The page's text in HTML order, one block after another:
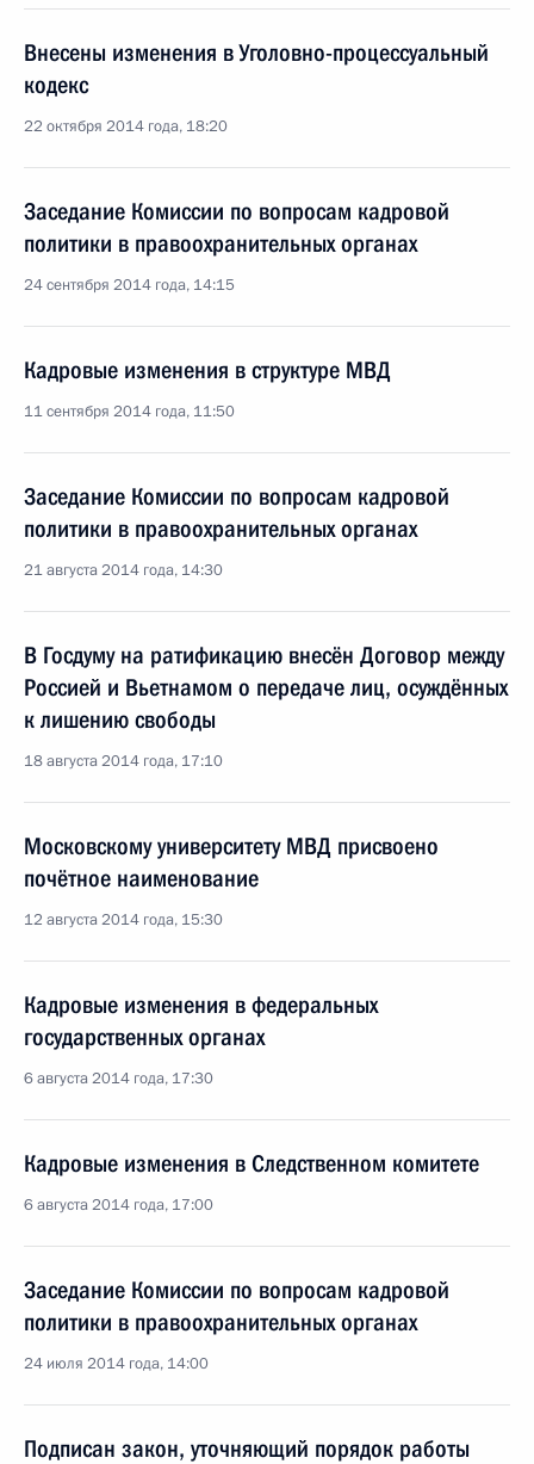
Внесены изменения в Уголовно-процессуальный
кодекс
22 октября 2014 года, 18:20
Заседание Комиссии по вопросам кадровой
политики в правоохранительных органах
24 сентября 2014 года, 14:15
Кадровые изменения в структуре МВД
11 сентября 2014 года, 11:50
Заседание Комиссии по вопросам кадровой
политики в правоохранительных органах
21 августа 2014 года, 14:30
В Госдуму на ратификацию внесён Договор между
Россией и Вьетнамом о передаче лиц, осуждённых
к лишению свободы
18 августа 2014 года, 17:10
Московскому университету МВД присвоено
почётное наименование
12 августа 2014 года, 15:30
Кадровые изменения в федеральных
государственных органах
6 августа 2014 года, 17:30
Кадровые изменения в Следственном комитете
6 августа 2014 года, 17:00
Заседание Комиссии по вопросам кадровой
политики в правоохранительных органах
24 июля 2014 года, 14:00
Подписан закон, уточняющий порядок работы